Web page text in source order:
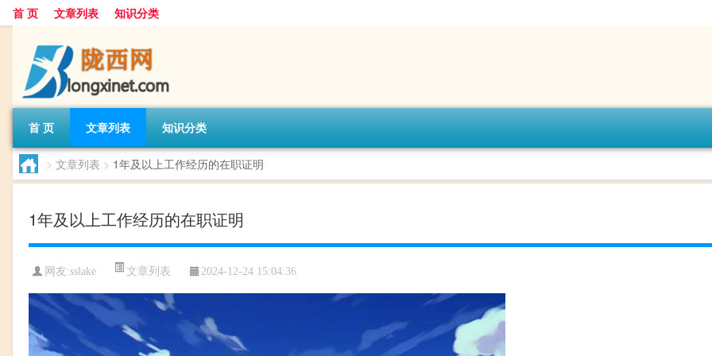
首 页 文章列表 知识分类
首 页 文章列表 知识分类
> 文章列表 > 1年及以上工作经历的在职证明
1年及以上工作经历的在职证明
网友:sslake 文章列表 2024-12-24 15:04:36